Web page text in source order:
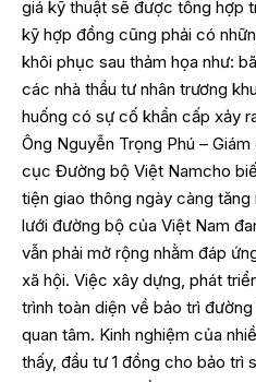
giá kỹ thuật sẽ được tổng hợp
kỹ hợp đồng cũng phải có
khôi phục sau thảm họa như:
các nhà thầu tư nhân trương
huống có sự cố khẩn cấp xảy
Ông Nguyễn Trọng Phú –
cục Đường bộ Việt Namcho
tiện giao thông ngày càng tăng
lưới đường bộ của Việt Nam
vẫn phải mở rộng nhằm đáp
xã hội. Việc xây dựng, phát
trình toàn diện về bảo trì
quan tâm. Kinh nghiệm của
thấy, đầu tư 1 đồng cho bảo trì